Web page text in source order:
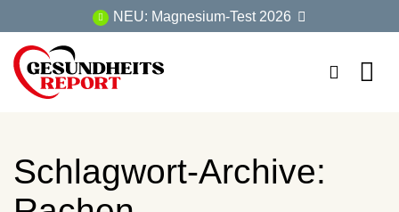
Inhalt
springen
NEU: Magnesium-Test 2026
Schlagwort-Archive: